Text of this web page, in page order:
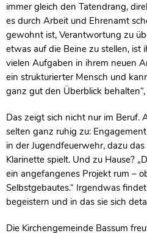
immer gleich den Tatendrang,
es durch Arbeit und Ehrenamt
gewohnt ist, Verantwortung zu
etwas auf die Beine zu stellen, ist
vielen Aufgaben in ihrem neuen
ein strukturierter Mensch und
ganz gut den Überblick
Das zeigt sich nicht nur im Beruf.
selten ganz ruhig zu:
in der Jugendfeuerwehr, dazu
Klarinette spielt. Und zu Hause?
ein angefangenes Projekt rum –
Selbstgebautes.“ Irgendwas
begeistern und in das sie sich
Die Kirchengemeinde Bassum